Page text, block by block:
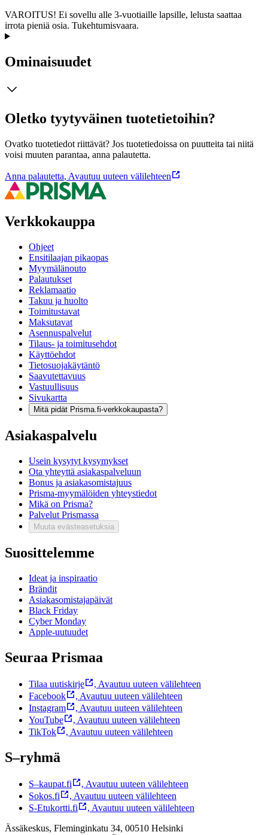
VAROITUS! Ei sovellu alle 3-vuotiaille lapsille, lelusta saattaa
irrota pieniä osia. Tukehtumisvaara.
Ominaisuudet
Oletko tyytyväinen tuotetietoihin?
Ovatko tuotetiedot riittävät? Jos tuotetiedoissa on puutteita tai niitä
voisi muuten parantaa, anna palautetta.
Anna palautetta, Avautuu uuteen välilehteen
Verkkokauppa
Ohjeet
Ensitilaajan pikaopas
Myymälänouto
Palautukset
Reklamaatio
Takuu ja huolto
Toimitustavat
Maksutavat
Asennuspalvelut
Tilaus- ja toimitusehdot
Käyttöehdot
Tietosuojakäytäntö
Saavutettavuus
Vastuullisuus
Sivukartta
Mitä pidät Prisma.fi-verkkokaupasta?
Asiakaspalvelu
Usein kysytyt kysymykset
Ota yhteyttä asiakaspalveluun
Bonus ja asiakasomistajuus
Prisma-myymälöiden yhteystiedot
Mikä on Prisma?
Palvelut Prismassa
Muuta evästeasetuksia
Suosittelemme
Ideat ja inspiraatio
Brändit
Asiakasomistajapäivät
Black Friday
Cyber Monday
Apple-uutuudet
Seuraa Prismaa
Tilaa uutiskirje , Avautuu uuteen välilehteen
Facebook
, Avautuu uuteen välilehteen
Instagram
, Avautuu uuteen välilehteen
YouTube
, Avautuu uuteen välilehteen
TikTok
, Avautuu uuteen välilehteen
S–ryhmä
S–kaupat.fi , Avautuu uuteen välilehteen
Sokos.fi
, Avautuu uuteen välilehteen
S-Etukortti.fi
, Avautuu uuteen välilehteen
Ässäkeskus, Fleminginkatu 34, 00510 Helsinki